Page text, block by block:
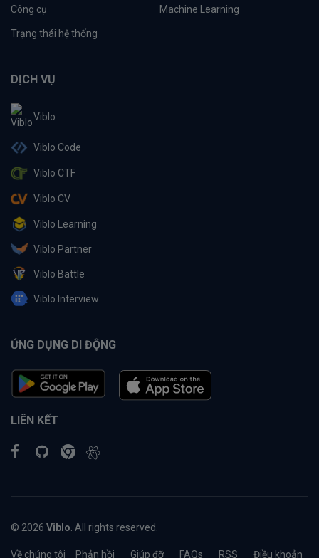
Công cụ Machine Learning
Trạng thái hệ thống
DỊCH VỤ
Viblo
Viblo Code
Viblo CTF
Viblo CV
Viblo Learning
Viblo Partner
Viblo Battle
Viblo Interview
ỨNG DỤNG DI ĐỘNG
LIÊN KẾT
© 2026 Viblo . All rights reserved.
Về chúng tôi Phản hồi Giúp đỡ FAQs RSS Điều khoản